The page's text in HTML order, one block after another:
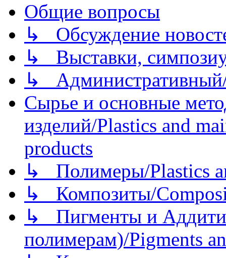
Общие вопросы
↳ Обсуждение
↳ Выставки,
↳
Сырье и основные
изделий/Plastics and
products
↳ Полимеры/Plastics
↳ Композиты/
↳ Пигменты и
полимерам)/Pigments